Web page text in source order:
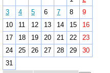
3
4 5 6 7 8
9
10
11 12 13 14 15
16
17
18 19 20 21 22
23
24
25 26 27 28 29
30
31